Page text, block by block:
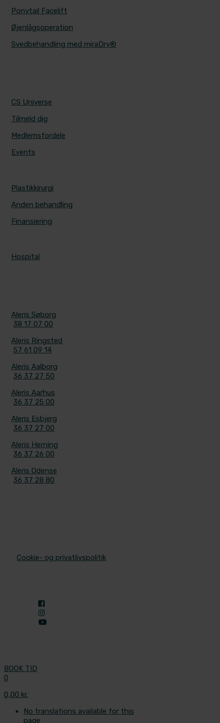
Ponytail Facelift
Øjenlågsoperation
Svedbehandling med miraDry®
CS Universe
Tilmeld dig
Medlemsfordele
Events
Plastikkirurgi
Anden behandling
Finansiering
Hospital
Aleris Søborg
38 17 07 00
Aleris Ringsted
57 61 09 14
Aleris Aalborg
36 37 27 50
Aleris Aarhus
36 37 25 00
Aleris Esbjerg
36 37 27 00
Aleris Herning
36 37 26 00
Aleris Odense
36 37 28 80
Cookie- og privatlivspolitik
BOOK TID
0
0,00 kr.
No translations available for this
page